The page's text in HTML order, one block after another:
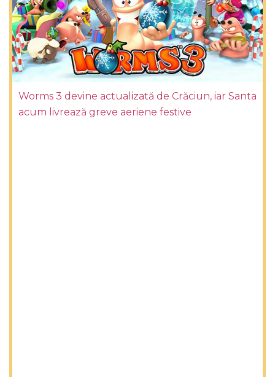
Worms 3 devine actualizată de Crăciun, iar Santa
acum livrează greve aeriene festive